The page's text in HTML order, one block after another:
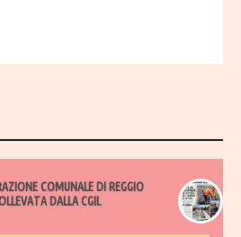
COMUNALE DI REGGIO
DALLA CGIL